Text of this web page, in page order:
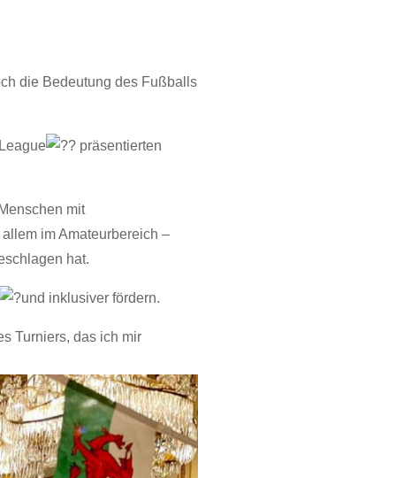
die Bedeutung des Fußballs
präsentierten
mit
im Amateurbereich –
hat.
und inklusiver fördern.
Turniers, das ich mir